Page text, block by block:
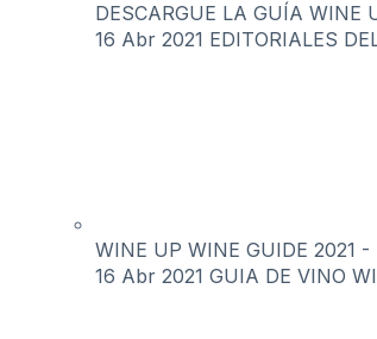
DESCARGUE LA GUÍA WINE
16 Abr 2021 EDITORIALES
WINE UP WINE GUIDE 2021
16 Abr 2021 GUIA DE VINO